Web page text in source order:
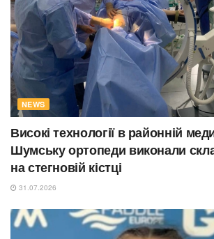
NEWS
Високі технології в районній
Шумську ортопеди виконали
на стегновій кістці
31.07.2026